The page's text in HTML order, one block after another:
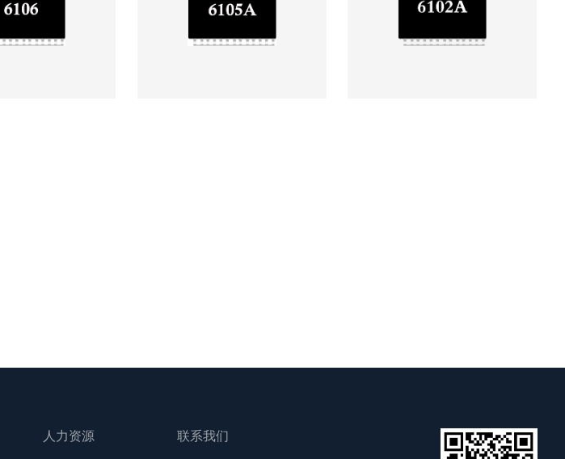
人力资源 联系我们